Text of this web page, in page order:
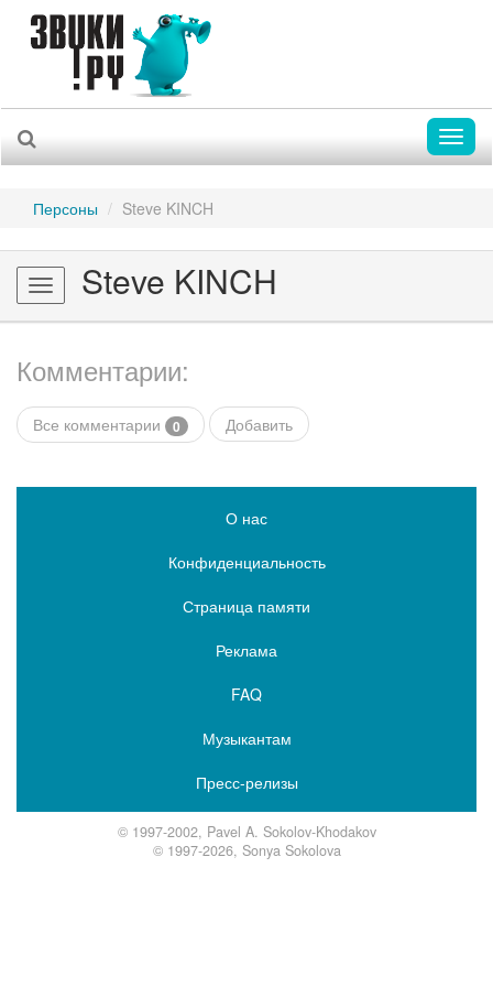
Персоны Steve KINCH
Toggle
navigation
Steve KINCH
Комментарии:
Все комментарии 0 Добавить
О нас
Конфиденциальность
Страница памяти
Реклама
FAQ
Музыкантам
Пресс-релизы
© 1997-2002, Pavel A. Sokolov-Khodakov
© 1997-2026, Sonya Sokolova